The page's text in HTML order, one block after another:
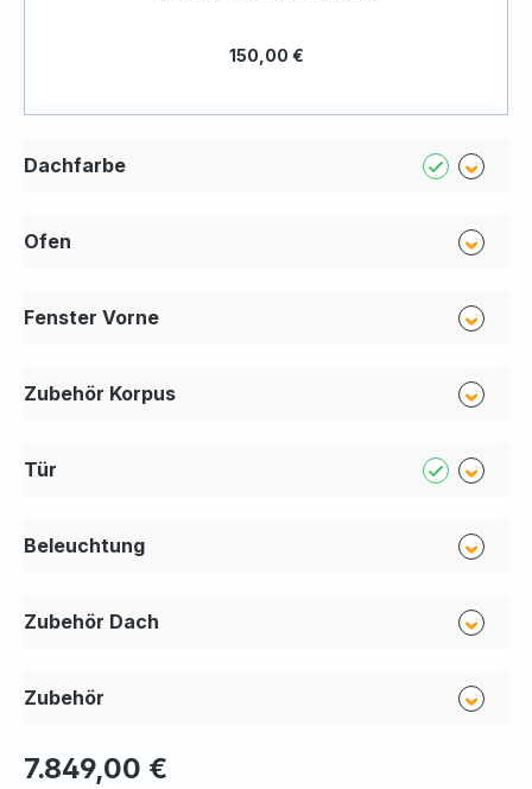
7.849,00 €
150,00 €
Dachfarbe
Ofen
Fenster Vorne
Zubehör Korpus
Tür
Beleuchtung
Zubehör Dach
Zubehör